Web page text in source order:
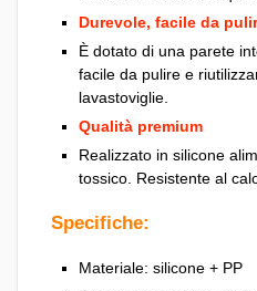
Durevole, facile da
È dotato di una parete
facile da pulire e
lavastoviglie.
Qualità premium
Realizzato in silicone
tossico. Resistente al
Specifiche:
Materiale: silicone + PP